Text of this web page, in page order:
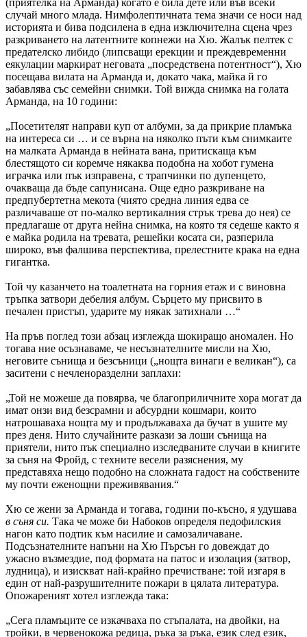
(приятелка на Арманда) когато е била дете или във всеки
случай много млада. Нимфолептичната тема значи се носи над
историята и бива подсилена в една изключителна сцена чрез
разкриването на латентните копнежи на Хю. Жалък пелтек с
предателско либидо (липсващи ерекции и преждевременни
еякулации маркират неговата „посредствена потентност“), Хю
посещава вилата на Арманда и, докато чака, майка й го
забавлява със семейни снимки. Той вижда снимка на голата
Арманда, на 10 години:
„Посетителят направи куп от албуми, за да прикрие пламъка
на интереса си … и се върна на няколко пъти към снимкаите
на малката Арманда в нейната вана, притискаща към
блестящото си коремче някаква подобна на хобот гумена
играчка или пък изправена, с трапчинки по дупенцето,
очакваща да бъде сапунисана. Още едно разкриване на
предпубертетна мекота (чиято средна линия едва се
различаваше от по-малко вертикалния стрък трева до нея) се
предлагаше от друга нейна снимка, на която тя седеше както я
е майка родила на тревата, решейки косата си, разперила
широко, във фалшива перспектива, прелестните крака на една
гигантка.
Той чу казанчето на тоалетната на горния етаж и с виновна
тръпка затвори дебелия албум. Сърцето му присвито в
печален пристъп, ударите му някак затихнали …“
На пръв поглед този абзац изглежда шокиращо аномален. Но
тогава ние осъзнаваме, че несъзнателните мисли на Хю,
неговите сънища и безсъници („нощта винаги е великан“), са
заситени с нечленоразделни заплахи:
„Той не можеше да повярва, че благоприличните хора могат да
имат онзи вид безсрамни и абсурдни кошмари, които
натрошаваха нощта му и продължаваха да бучат в ушите му
през деня. Нито случайните разкази за лоши сънища на
приятели, нито пък специално изследваните случаи в книгите
за съня на Фройд, с техните весели разяснения, му
представяха нещо подобно на сложната гадост на собствените
му почти еженощни преживявания.“
Хю се жени за Арманда и тогава, години по-късно, я удушава
в съня си. Така че може би Набоков определя педофилския
нагон като подтик към насилие и самозаличаване.
Подсъзнателните напъни на Хю Пърсън го довеждат до
ужасно възмездие, под формата на патос и изолация (затвор,
лудница), и изискват най-крайно пречистване: той изгаря в
един от най-разрушителните пожари в цялата литература.
Опожареният хотел изглежда така:
„Сега пламъците се изкачваха по стъпалата, на двойки, на
тройки, в червенокожа редица, ръка за ръка, език след език,